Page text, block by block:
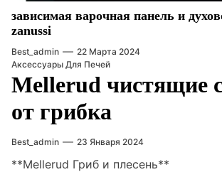
зависимая варочная панель и
zanussi
Best_admin
22 Марта 2024
Аксессуары Для Печей
Mellerud чистящие
от грибка
Best_admin 23 Января 2024
**Mellerud Гриб и плесень**